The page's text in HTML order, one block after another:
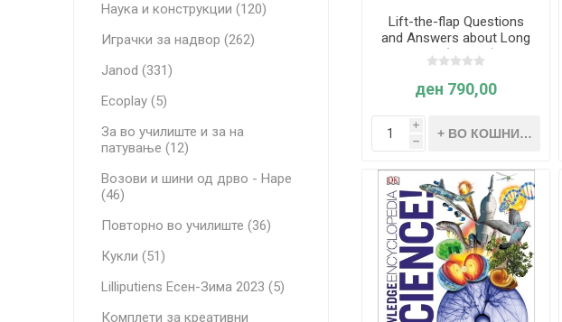
Lift-the-flap Questions
and Answers about Long
Ago (Age 5+)
ден 790,00
i
h
Наука и конструкции (120)
Играчки за надвор (262)
Janod (331)
Ecoplay (5)
За во училиште и за на
патување (12)
Возови и шини од дрво - Hape
(46)
Повторно во училиште (36)
Кукли (51)
Lilliputiens Есен-Зима 2023 (5)
Комплети за креативни